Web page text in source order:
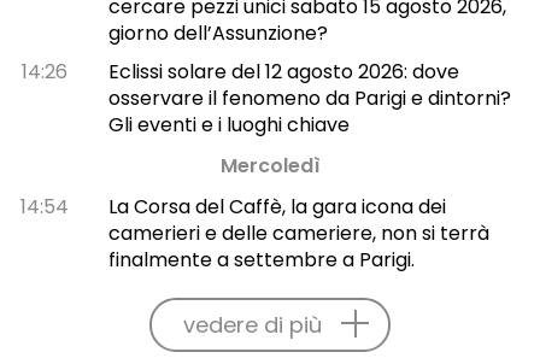
cercare pezzi unici sabato 15 agosto 2026,
giorno dell’Assunzione?
14:26
Eclissi solare del 12 agosto 2026: dove
osservare il fenomeno da Parigi e dintorni?
Gli eventi e i luoghi chiave
Mercoledì
14:54
La Corsa del Caffè, la gara icona dei
camerieri e delle cameriere, non si terrà
finalmente a settembre a Parigi.
vedere di più